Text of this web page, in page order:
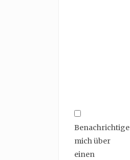
Benachrichtige
mich über
einen